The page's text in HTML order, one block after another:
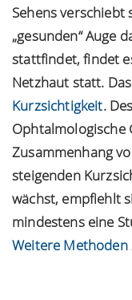
Sehens verschiebt
„gesunden“ Auge
stattfindet, findet
Netzhaut statt.
Kurzsichtigkeit.
Ophtalmologische
Zusammenhang
steigenden
wächst, empfiehlt
mindestens eine
Weitere Methoden